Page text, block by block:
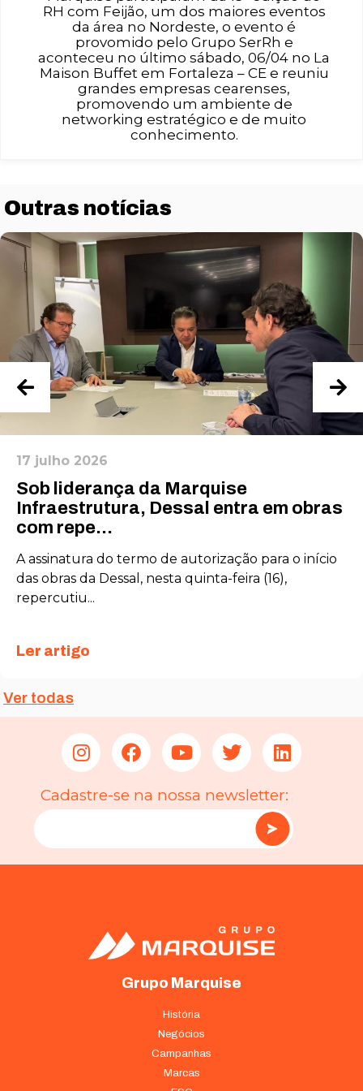
RH com Feijão, um dos maiores eventos
da área no Nordeste, o evento é
provomido pelo Grupo SerRh e
aconteceu no último sábado, 06/04 no La
Maison Buffet em Fortaleza – CE e reuniu
grandes empresas cearenses,
promovendo um ambiente de
networking estratégico e de muito
conhecimento.
Outras notícias
17 julho 2026
Sob liderança da Marquise
Infraestrutura, Dessal entra em obras
com repe...
A assinatura do termo de autorização para o início
das obras da Dessal, nesta quinta-feira (16),
repercutiu...
Ler artigo
Ver todas
Cadastre-se na nossa newsletter:
Grupo Marquise
História
Negócios
Campanhas
Marcas